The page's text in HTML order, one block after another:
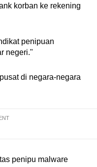
korban ke rekening
penipuan
negeri."
di negara-negara
penipu malware